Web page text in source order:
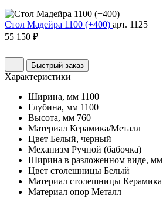
Стол Мадейра 1100 (+400) арт. 1125
55 150 ₽
Быстрый заказ
Характеристики
Ширина, мм 1100
Глубина, мм 1100
Высота, мм 760
Материал Керамика/Металл
Цвет Белый, черный
Механизм Ручной (бабочка)
Ширина в разложенном виде, мм
Цвет столешницы Белый
Материал столешницы Керамика
Материал опор Металл